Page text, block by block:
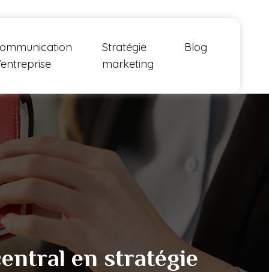
Stratégie
marketing
Blog
en stratégie